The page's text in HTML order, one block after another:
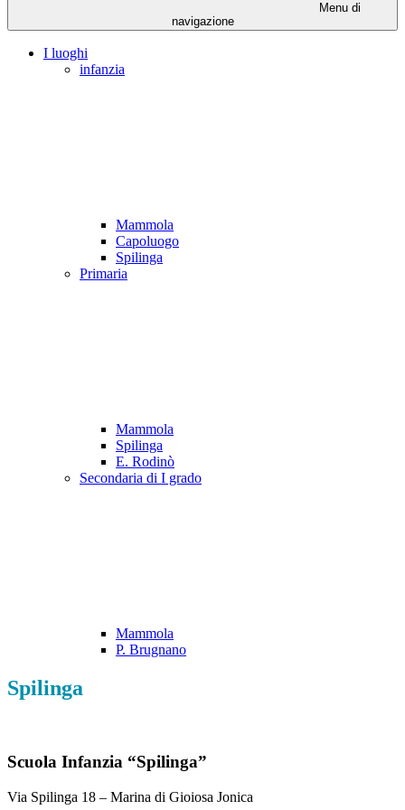
Menu di
navigazione
I luoghi
infanzia
Mammola
Capoluogo
Spilinga
Primaria
Mammola
Spilinga
E. Rodinò
Secondaria di I grado
Mammola
P. Brugnano
Spilinga
Scuola Infanzia “Spilinga”
Via Spilinga 18 – Marina di Gioiosa Jonica